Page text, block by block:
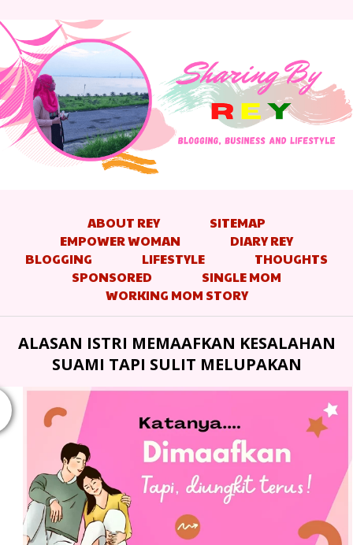
ABOUT REY
SITEMAP
EMPOWER WOMAN
DIARY REY
BLOGGING
LIFESTYLE
THOUGHTS
SPONSORED
SINGLE MOM
WORKING MOM STORY
ALASAN ISTRI MEMAAFKAN KESALAHAN
SUAMI TAPI SULIT MELUPAKAN